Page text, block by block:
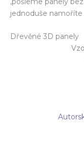
jednoduše namoříte
Dřevěné 3D panely